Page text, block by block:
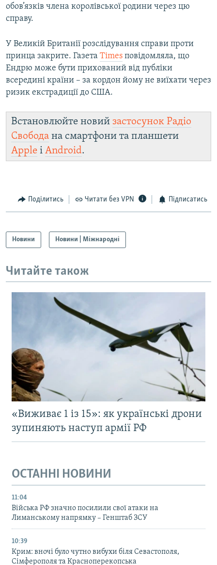
обов’язків члена королівської родини через цю
справу.
У Великій Британії розслідування справи проти
принца закрите. Газета Times повідомляла, що
Ендрю може бути прихований від публіки
всередині країни – за кордон йому не виїхати через
ризик екстрадиції до США.
Встановлюйте новий застосунок Радіо
Свобода на смартфони та планшети
Apple і Android.
Поділитись Читати без VPN Підписатись
Новини Новини | Міжнародні
Читайте також
«Виживає 1 із 15»: як українські дрони
зупиняють наступ армії РФ
ОСТАННІ НОВИНИ
11:04
Війська РФ значно посилили свої атаки на
Лиманському напрямку – Генштаб ЗСУ
10:39
Крим: вночі було чутно вибухи біля Севастополя,
Сімферополя та Красноперекопська